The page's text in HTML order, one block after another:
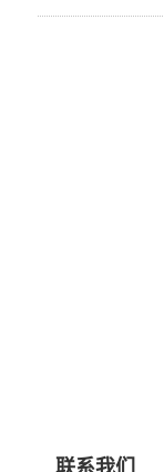
联系我们